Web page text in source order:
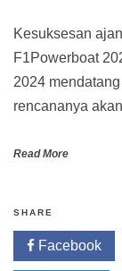
Kesuksesan
F1Powerboat
2024
rencananya
Read More
SHARE
Facebook